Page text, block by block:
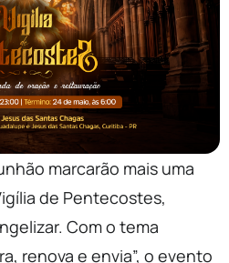
marcarão mais uma
de Pentecostes,
Com o tema
renova e envia”, o evento